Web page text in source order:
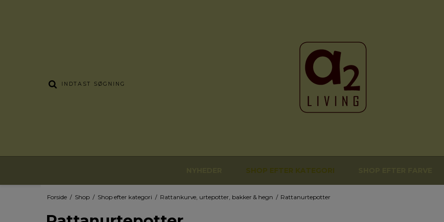
SHOP EFTER KATEGORI
Forside / Shop / Shop efter kategori / Rattankurve, urtepotter, bakker & hegn / Rattanurtepotter